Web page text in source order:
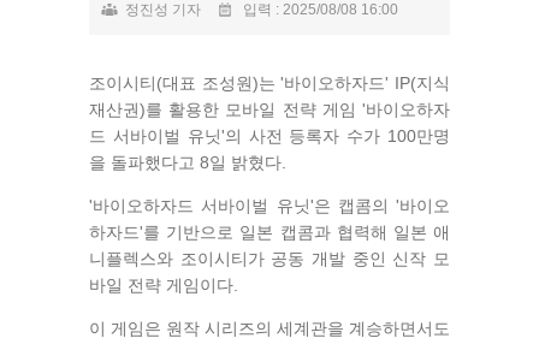
정진성 기자 입력 : 2025/08/08 16:00
조이시티(대표 조성원)는 '바이오하자드' IP(지식
재산권)를 활용한 모바일 전략 게임 '바이오하자
드 서바이벌 유닛'의 사전 등록자 수가 100만명
을 돌파했다고 8일 밝혔다.
'바이오하자드 서바이벌 유닛'은 캡콤의 '바이오
하자드'를 기반으로 일본 캡콤과 협력해 일본 애
니플렉스와 조이시티가 공동 개발 중인 신작 모
바일 전략 게임이다.
이 게임은 원작 시리즈의 세계관을 계승하면서도